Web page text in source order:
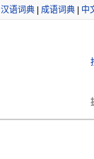
汉语词典 成语词典 中